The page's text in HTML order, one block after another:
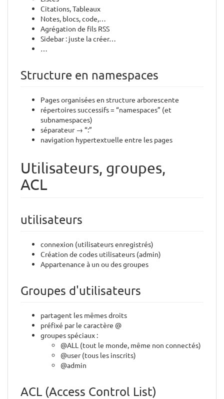
Citations, Tableaux
Notes, blocs, code,…
Agrégation de fils RSS
Sidebar : juste la créer…
…
Structure en namespaces
Pages organisées en structure arborescente
répertoires successifs = “namespaces” (et
subnamespaces)
séparateur → “:”
navigation hypertextuelle entre les pages
Utilisateurs, groupes,
ACL
utilisateurs
connexion (utilisateurs enregistrés)
Création de codes utilisateurs (admin)
Appartenance à un ou des groupes
Groupes d'utilisateurs
partagent les mêmes droits
préfixé par le caractère @
groupes spéciaux :
@ALL (tout le monde, même non connectés)
@user (tous les inscrits)
@admin
ACL (Access Control List)